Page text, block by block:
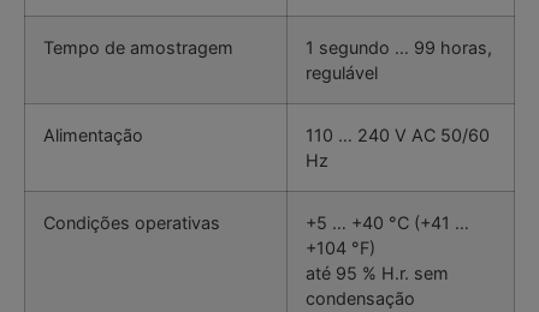
Tempo de amostragem
1 segundo … 99 horas,
regulável
Alimentação
110 … 240 V AC 50/60
Hz
Condições operativas
+5 … +40 °C (+41 …
+104 °F)
até 95 % H.r. sem
condensação